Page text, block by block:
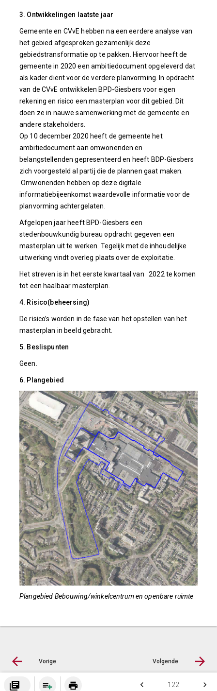
3. Ontwikkelingen laatste jaar
Gemeente en CVvE hebben na een eerdere analyse van
het gebied afgesproken gezamenlijk deze
gebiedstransformatie op te pakken. Hiervoor heeft de
gemeente in 2020 een ambitiedocument opgeleverd dat
als kader dient voor de verdere planvorming. In opdracht
van de CVvE ontwikkelen BPD-Giesbers voor eigen
rekening en risico een masterplan voor dit gebied. Dit
doen ze in nauwe samenwerking met de gemeente en
andere stakeholders.
Op 10 december 2020 heeft de gemeente het
ambitiedocument aan omwonenden en
belangstellenden gepresenteerd en heeft BDP-Giesbers
zich voorgesteld al partij die de plannen gaat maken.
Omwonenden hebben op deze digitale
informatiebijeenkomst waardevolle informatie voor de
planvorming achtergelaten.
Afgelopen jaar heeft BPD-Giesbers een
stedenbouwkundig bureau opdracht gegeven een
masterplan uit te werken. Tegelijk met de inhoudelijke
uitwerking vindt overleg plaats over de exploitatie.
Het streven is in het eerste kwartaal van 2022 te komen
tot een haalbaar masterplan.
4. Risico(beheersing)
De risico’s worden in de fase van het opstellen van het
masterplan in beeld gebracht.
5. Beslispunten
Geen.
6. Plangebied
Plangebied Bebouwing/winkelcentrum en openbare ruimte
Vorige Volgende
© Inergy Sitemap
library_books print keyboard_arrow_left 122 keyboard_arrow_right